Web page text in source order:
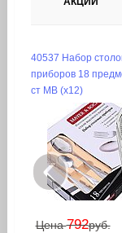
40537 Набор
приборов 18
ст MB (х12)
Цена792руб.
‹